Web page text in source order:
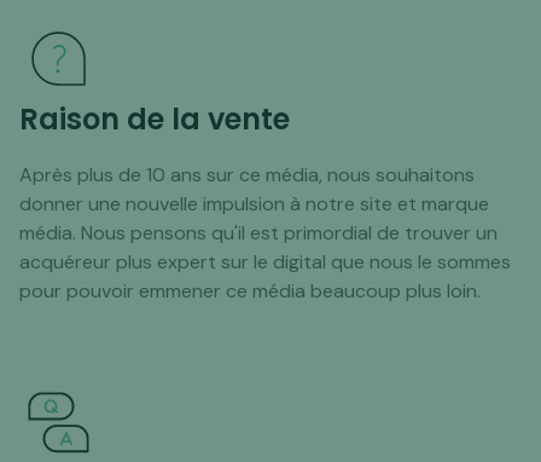
Raison de la vente
Après plus de 10 ans sur ce média, nous souhaitons
donner une nouvelle impulsion à notre site et marque
média. Nous pensons qu'il est primordial de trouver un
acquéreur plus expert sur le digital que nous le sommes
pour pouvoir emmener ce média beaucoup plus loin.